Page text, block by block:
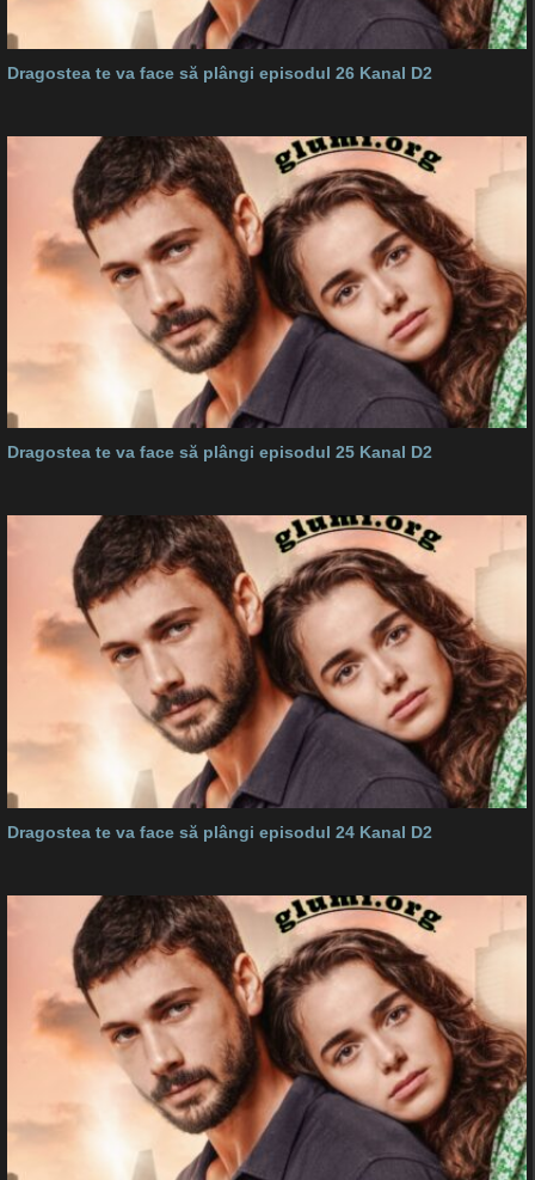
Dragostea te va face să plângi episodul 26 Kanal D2
Dragostea te va face să plângi episodul 25 Kanal D2
Dragostea te va face să plângi episodul 24 Kanal D2